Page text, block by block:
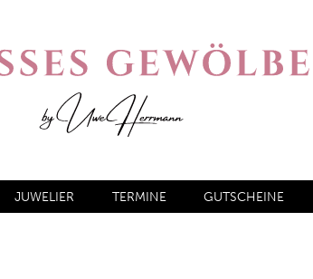
JUWELIER TERMINE GUTSCHEINE